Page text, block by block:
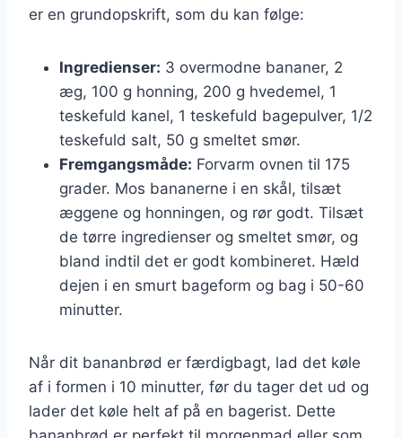
er en grundopskrift, som du kan følge:
Ingredienser: 3 overmodne bananer, 2
æg, 100 g honning, 200 g hvedemel, 1
teskefuld kanel, 1 teskefuld bagepulver, 1/2
teskefuld salt, 50 g smeltet smør.
Fremgangsmåde: Forvarm ovnen til 175
grader. Mos bananerne i en skål, tilsæt
æggene og honningen, og rør godt. Tilsæt
de tørre ingredienser og smeltet smør, og
bland indtil det er godt kombineret. Hæld
dejen i en smurt bageform og bag i 50-60
minutter.
Når dit bananbrød er færdigbagt, lad det køle
af i formen i 10 minutter, før du tager det ud og
lader det køle helt af på en bagerist. Dette